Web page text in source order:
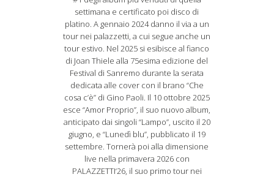
settimana e certificato poi disco di
platino. A gennaio 2024 danno il via a un
tour nei palazzetti, a cui segue anche un
tour estivo. Nel 2025 si esibisce al fianco
di Joan Thiele alla 75esima edizione del
Festival di Sanremo durante la serata
dedicata alle cover con il brano “Che
cosa c’è” di Gino Paoli. Il 10 ottobre 2025
esce “Amor Proprio”, il suo nuovo album,
anticipato dai singoli “Lampo”, uscito il 20
giugno, e “Lunedì blu”, pubblicato il 19
settembre. Tornerà poi alla dimensione
live nella primavera 2026 con
PALAZZETTI‘26, il suo primo tour nei